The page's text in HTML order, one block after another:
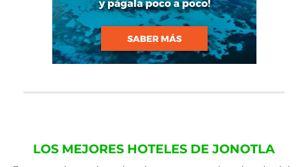
LOS MEJORES HOTELES DE JONOTLA